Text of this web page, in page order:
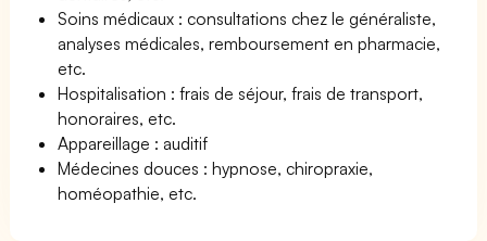
Soins médicaux : consultations chez le généraliste,
analyses médicales, remboursement en pharmacie,
etc.
Hospitalisation : frais de séjour, frais de transport,
honoraires, etc.
Appareillage : auditif
Médecines douces : hypnose, chiropraxie,
homéopathie, etc.